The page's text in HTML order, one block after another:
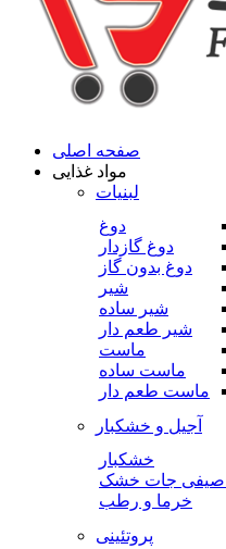
صفحه اصلی
مواد غذایی
لبنیات
دوغ
دوغ گازدار
دوغ بدون گاز
شیر
شیر ساده
شیر طعم دار
ماست
ماست ساده
ماست طعم دار
آجیل و خشکبار
خشکبار
صیفی جات خشک
خرما و رطب
پروتئینی